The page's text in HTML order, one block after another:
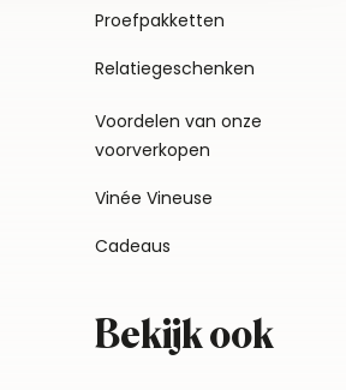
Proefpakketten
Relatiegeschenken
Voordelen van onze
voorverkopen
Vinée Vineuse
Cadeaus
Bekijk ook